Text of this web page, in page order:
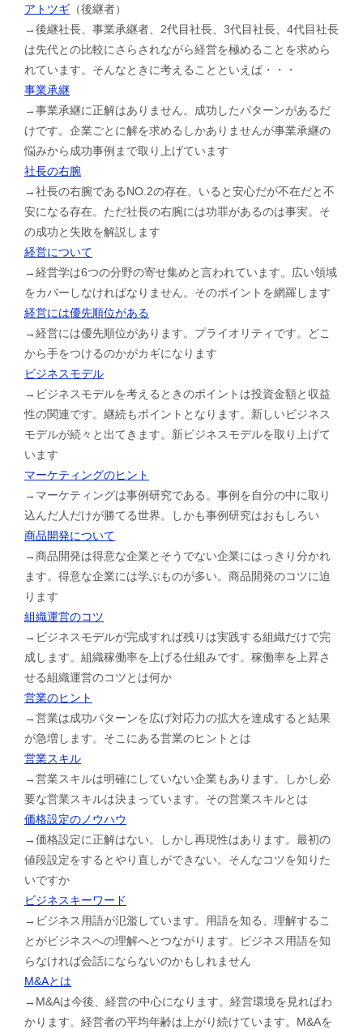
アトツギ （後継者）
→後継社長、事業承継者、2代目社長、3代目社長、4代目社長
は先代との比較にさらされながら経営を極めることを求めら
れています。そんなときに考えることといえば・・・
事業承継
→事業承継に正解はありません。成功したパターンがあるだ
けです。企業ごとに解を求めるしかありませんが事業承継の
悩みから成功事例まで取り上げています
社長の右腕
→社長の右腕であるNO.2の存在。いると安心だが不在だと不
安になる存在。ただ社長の右腕には功罪があるのは事実。そ
の成功と失敗を解説します
経営について
→経営学は6つの分野の寄せ集めと言われています。広い領域
をカバーしなければなりません。そのポイントを網羅します
経営には優先順位がある
→経営には優先順位があります。プライオリティです。どこ
から手をつけるのかがカギになります
ビジネスモデル
→ビジネスモデルを考えるときのポイントは投資金額と収益
性の関連です。継続もポイントとなります。新しいビジネス
モデルが続々と出てきます。新ビジネスモデルを取り上げて
います
マーケティングのヒント
→マーケティングは事例研究である。事例を自分の中に取り
込んだ人だけが勝てる世界。しかも事例研究はおもしろい
商品開発について
→商品開発は得意な企業とそうでない企業にはっきり分かれ
ます。得意な企業には学ぶものが多い。商品開発のコツに迫
ります
組織運営のコツ
→ビジネスモデルが完成すれば残りは実践する組織だけで完
成します。組織稼働率を上げる仕組みです。稼働率を上昇さ
せる組織運営のコツとは何か
営業のヒント
→営業は成功パターンを広げ対応力の拡大を達成すると結果
が急増します。そこにある営業のヒントとは
営業スキル
→営業スキルは明確にしていない企業もあります。しかし必
要な営業スキルは決まっています。その営業スキルとは
価格設定のノウハウ
→価格設定に正解はない。しかし再現性はあります。最初の
値段設定をするとやり直しができない。そんなコツを知りた
いですか
ビジネスキーワード
→ビジネス用語が氾濫しています。用語を知る、理解するこ
とがビジネスへの理解へとつながります。ビジネス用語を知
らなければ会話にならないのかもしれません
M&Aとは
→M&Aは今後、経営の中心になります。経営環境を見ればわ
かります。経営者の平均年齢は上がり続けています。M&Aを